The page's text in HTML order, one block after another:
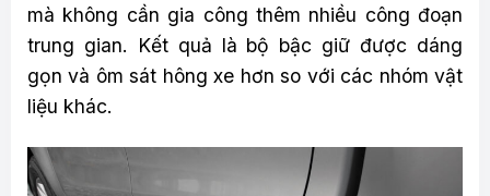
mà không cần gia công thêm nhiều công đoạn
trung gian. Kết quả là bộ bậc giữ được dáng
gọn và ôm sát hông xe hơn so với các nhóm vật
liệu khác.